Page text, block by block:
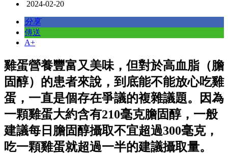
2024-02-20
分享
傳送
A+
雞蛋營養豐富又美味，但對於高血脂（膽
固醇）的患者來說，到底能不能放心吃雞
蛋，一直是個存在爭議的複雜議題。因為
一顆雞蛋大約含有210毫克膽固醇，一般
建議每日膽固醇攝取不宜超過300毫克，
吃一顆雞蛋就超過一半的建議攝取量。